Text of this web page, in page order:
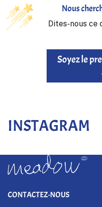
Nous
Dites-nous ce
Soyez le
INSTAGRAM
CONTACTEZ-NOUS